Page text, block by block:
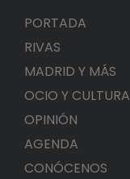
PORTADA
RIVAS
MADRID Y MÁS
OCIO Y CULTURA
OPINIÓN
AGENDA
CONÓCENOS